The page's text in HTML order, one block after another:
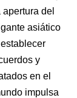
apertura del
asiático
y
en el
impulsa